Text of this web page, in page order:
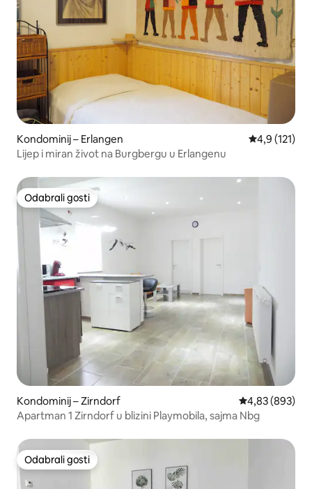
Kondominij – Erlangen Prosječna
4,9 (121)
Lijep i miran život na Burgbergu u Erlangenu
Odabrali gosti
Odabrali gosti
Kondominij – Zirndorf Prosječna
4,83 (893)
Apartman 1 Zirndorf u blizini Playmobila, sajma Nbg
Odabrali gosti
Odabrali gosti